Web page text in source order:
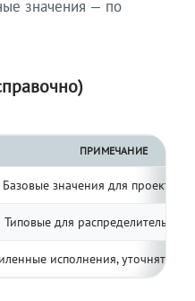
значения — по
ПРИМЕЧАНИЕ
Базовые значения для
Типовые для распределительных
исполнения, уточнять по